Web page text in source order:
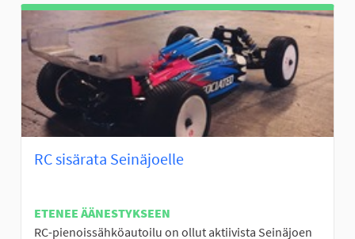
RC sisärata Seinäjoelle
ETENEE ÄÄNESTYKSEEN
RC-pienoissähköautoilu on ollut aktiivista Seinäjoen